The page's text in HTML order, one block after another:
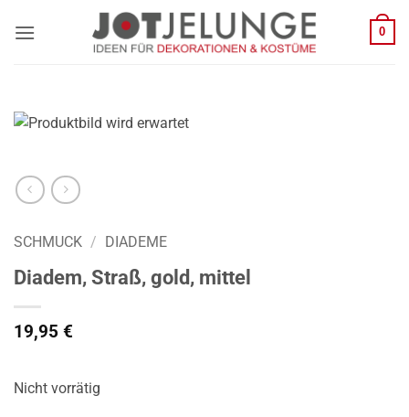
Inhalt
0
SCHMUCK / DIADEME
Diadem, Straß, gold, mittel
19,95 €
Nicht vorrätig